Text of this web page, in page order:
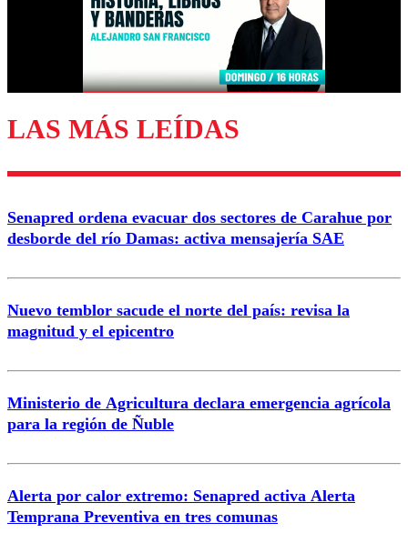
Enviar comentario
LAS MÁS LEÍDAS
Senapred ordena evacuar dos sectores de Carahue por
desborde del río Damas: activa mensajería SAE
Nuevo temblor sacude el norte del país: revisa la
magnitud y el epicentro
Ministerio de Agricultura declara emergencia agrícola
para la región de Ñuble
Alerta por calor extremo: Senapred activa Alerta
Temprana Preventiva en tres comunas